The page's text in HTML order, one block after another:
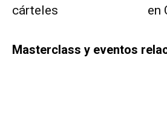
cárteles
en
Masterclass y eventos